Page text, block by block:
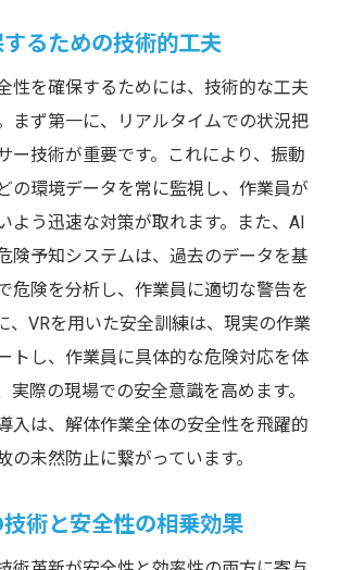
るための技術的工夫
性を確保するためには、技術的な工夫
まず第一に、リアルタイムでの状況把
ー技術が重要です。これにより、振動
の環境データを常に監視し、作業員が
よう迅速な対策が取れます。また、AI
険予知システムは、過去のデータを基
危険を分析し、作業員に適切な警告を
、VRを用いた安全訓練は、現実の作業
トし、作業員に具体的な危険対応を体
実際の現場での安全意識を高めます。
入は、解体作業全体の安全性を飛躍的
の未然防止に繋がっています。
術と安全性の相乗効果